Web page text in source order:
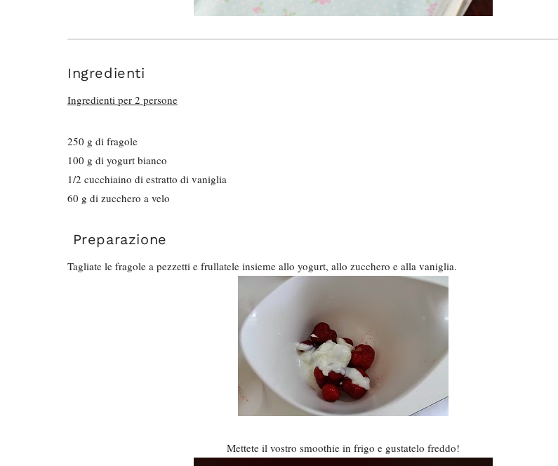
Ingredienti
Ingredienti per 2 persone
250 g di fragole
100 g di yogurt bianco
1/2 cucchiaino di estratto di vaniglia
60 g di zucchero a velo
Preparazione
Tagliate le fragole a pezzetti e frullatele insieme allo yogurt, allo zucchero e alla vaniglia.
Mettete il vostro smoothie in frigo e gustatelo freddo!